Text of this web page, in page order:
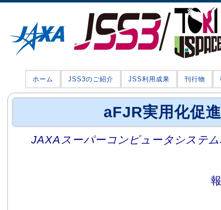
ホーム JSS3のご紹介 JSS利用成果 刊行物
aFJR実用化促
JAXAスーパーコンピュータシステ